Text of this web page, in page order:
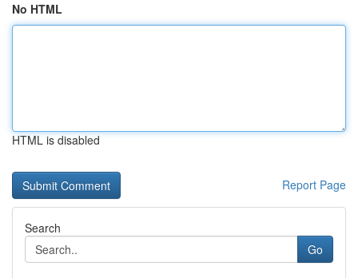
No HTML
HTML is disabled
Report Page
Search
Go